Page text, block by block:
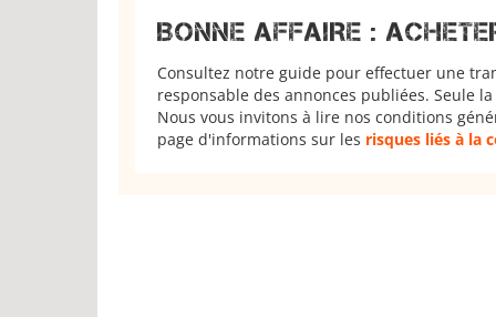
BONNE AFFAIRE :
Consultez notre guide pour effectuer une
responsable des annonces publiées. Seule
Nous vous invitons à lire nos conditions
page d'informations sur les risques liés à la